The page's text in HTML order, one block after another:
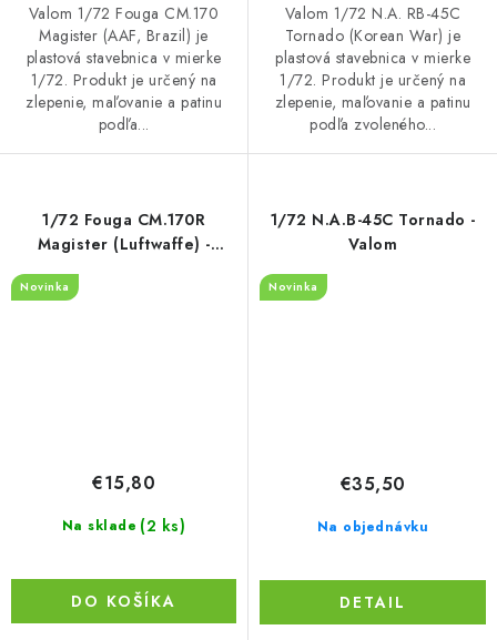
Valom 1/72 Fouga CM.170
Magister (AAF, Brazil) je
plastová stavebnica v mierke
1/72. Produkt je určený na
zlepenie, maľovanie a patinu
podľa...
Valom 1/72 N.A. RB-45C
Tornado (Korean War) je
plastová stavebnica v mierke
1/72. Produkt je určený na
zlepenie, maľovanie a patinu
podľa zvoleného...
1/72 Fouga CM.170R
Magister (Luftwaffe) -
Novinka
Na sklade (2 ks)
€15,80
DO KOŠÍKA
1/72 N.A.B-45C Tornado -
Valom
Novinka
Na objednávku
€35,50
DETAIL